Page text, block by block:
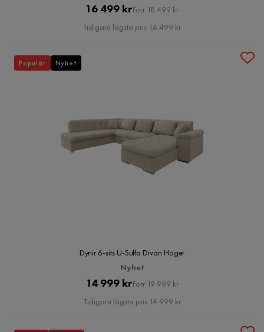
Pris
16 499 krOriginal
Pris
Förr 18 499 kr
Tidigare lägsta pris 16 499 kr
Dynir 6-sits U-Suffa Divan Höger
Nyhet
Pris
14 999 krOriginal
Pris
Förr 19 999 kr
Tidigare lägsta pris 14 999 kr
Populär Nyhet